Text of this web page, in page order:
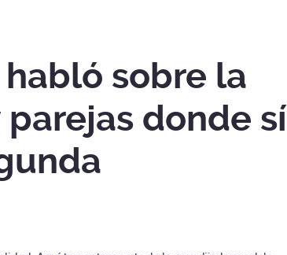
sobre la
donde sí